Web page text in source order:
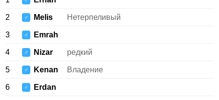
2 ♂ Melis Нетерпеливый
3 ♂ Emrah
4 ♂ Nizar редкий
5 ♂ Kenan Владение
6 ♂ Erdan